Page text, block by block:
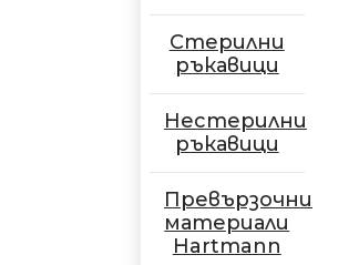
Стерилни
ръкавици
Нестерилни
ръкавици
Превързочни
материали
Hartmann